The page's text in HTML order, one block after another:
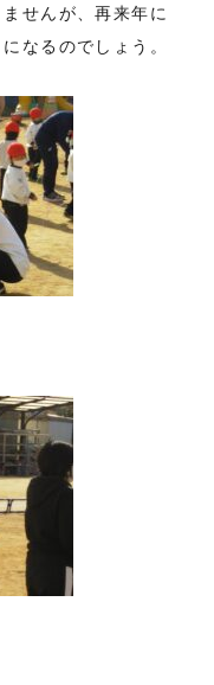
せんが、再来年に
なるのでしょう。